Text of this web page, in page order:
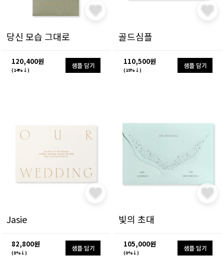
당신 모습 그대로
120,400원
(14%↓)
샘플 담기
골드심플
110,500원
(15%↓)
샘플 담기
Jasie
82,800원
(8%↓)
샘플 담기
빛의 초대
105,000원
(0%↓)
샘플 담기